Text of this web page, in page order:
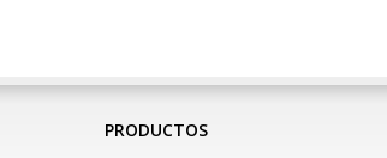
PRODUCTOS